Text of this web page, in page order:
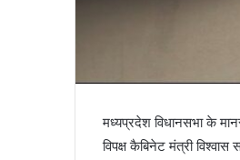
मध्यप्रदेश विधानसभा के
विपक्ष कैबिनेट मंत्री